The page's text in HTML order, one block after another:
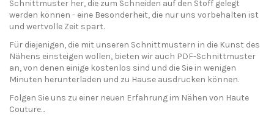
Schnittmuster her, die zum Schneiden auf den Stoff gelegt
werden können - eine Besonderheit, die nur uns vorbehalten ist
und wertvolle Zeit spart.
Für diejenigen, die mit unseren Schnittmustern in die Kunst des
Nähens einsteigen wollen, bieten wir auch PDF-Schnittmuster
an, von denen einige kostenlos sind und die Sie in wenigen
Minuten herunterladen und zu Hause ausdrucken können.
Folgen Sie uns zu einer neuen Erfahrung im Nähen von Haute
Couture...